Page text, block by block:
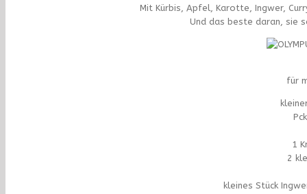
Mit Kürbis, Apfel, Karotte, Ingwer,
Und das beste daran, sie
für
1
2
kleines Stück